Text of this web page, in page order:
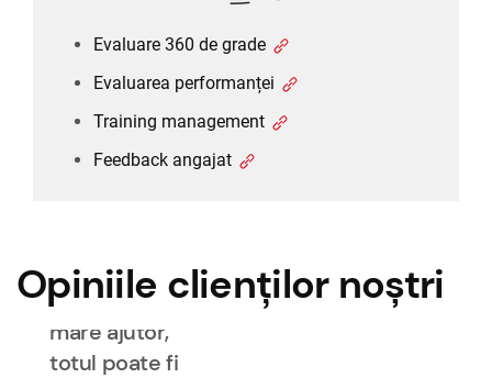
Evaluare 360 de grade
Evaluarea performanței
Training management
Feedback angajat
Opiniile clienților noștri
propriilor
noastre nevoi
și așteptări, un
sistem care
adevărat
flexibil. Este de
mare ajutor,
totul poate fi